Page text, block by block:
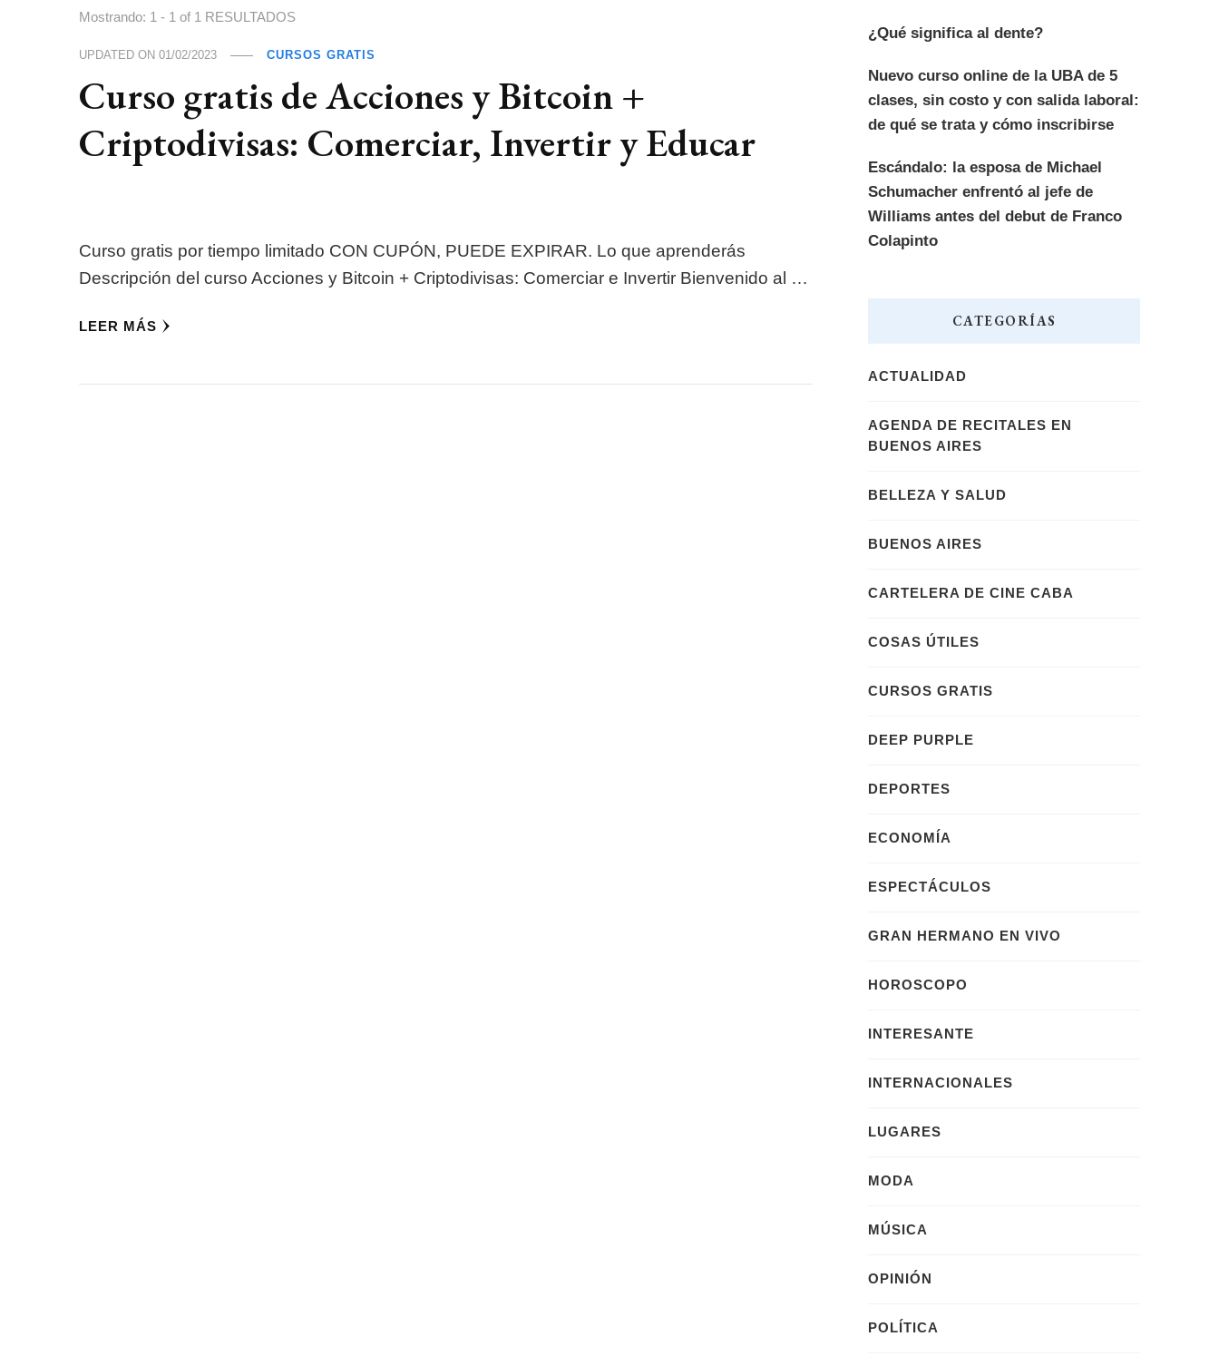
Mostrando: 1 - 1 of 1 RESULTADOS
UPDATED ON01/02/2023 CURSOS GRATIS
Curso gratis de Acciones y Bitcoin +
Criptodivisas: Comerciar, Invertir y Educar
Curso gratis por tiempo limitado CON CUPÓN, PUEDE EXPIRAR. Lo que aprenderás
Descripción del curso Acciones y Bitcoin + Criptodivisas: Comerciar e Invertir Bienvenido al …
LEER MÁS
¿Qué significa al dente?
Nuevo curso online de la UBA de 5
clases, sin costo y con salida laboral:
de qué se trata y cómo inscribirse
Escándalo: la esposa de Michael
Schumacher enfrentó al jefe de
Williams antes del debut de Franco
Colapinto
CATEGORÍAS
ACTUALIDAD
AGENDA DE RECITALES EN
BUENOS AIRES
BELLEZA Y SALUD
BUENOS AIRES
CARTELERA DE CINE CABA
COSAS ÚTILES
CURSOS GRATIS
DEEP PURPLE
DEPORTES
ECONOMÍA
ESPECTÁCULOS
GRAN HERMANO EN VIVO
HOROSCOPO
INTERESANTE
INTERNACIONALES
LUGARES
MODA
MÚSICA
OPINIÓN
POLÍTICA